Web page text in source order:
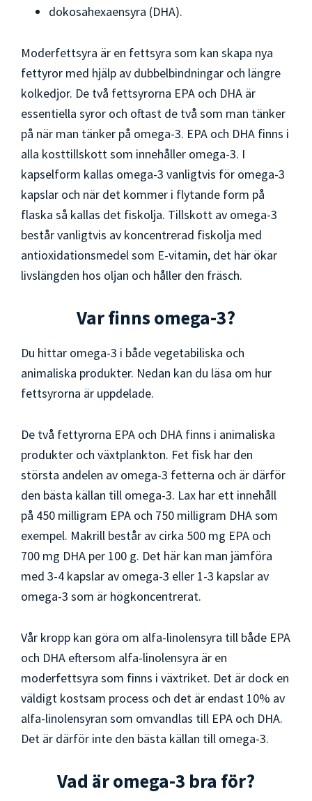
dokosahexaensyra (DHA).
Moderfettsyra är en fettsyra som kan skapa nya
fettyror med hjälp av dubbelbindningar och längre
kolkedjor. De två fettsyrorna EPA och DHA är
essentiella syror och oftast de två som man tänker
på när man tänker på omega-3. EPA och DHA finns i
alla kosttillskott som innehåller omega-3. I
kapselform kallas omega-3 vanligtvis för omega-3
kapslar och när det kommer i flytande form på
flaska så kallas det fiskolja. Tillskott av omega-3
består vanligtvis av koncentrerad fiskolja med
antioxidationsmedel som E-vitamin, det här ökar
livslängden hos oljan och håller den fräsch.
Var finns omega-3?
Du hittar omega-3 i både vegetabiliska och
animaliska produkter. Nedan kan du läsa om hur
fettsyrorna är uppdelade.
De två fettyrorna EPA och DHA finns i animaliska
produkter och växtplankton. Fet fisk har den
största andelen av omega-3 fetterna och är därför
den bästa källan till omega-3. Lax har ett innehåll
på 450 milligram EPA och 750 milligram DHA som
exempel. Makrill består av cirka 500 mg EPA och
700 mg DHA per 100 g. Det här kan man jämföra
med 3-4 kapslar av omega-3 eller 1-3 kapslar av
omega-3 som är högkoncentrerat.
Vår kropp kan göra om alfa-linolensyra till både EPA
och DHA eftersom alfa-linolensyra är en
moderfettsyra som finns i växtriket. Det är dock en
väldigt kostsam process och det är endast 10% av
alfa-linolensyran som omvandlas till EPA och DHA.
Det är därför inte den bästa källan till omega-3.
Vad är omega-3 bra för?